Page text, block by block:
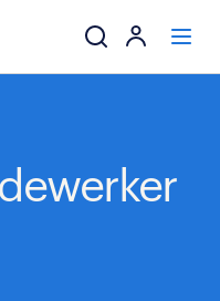
werkgevers